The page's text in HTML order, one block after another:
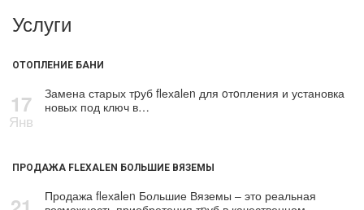
Услуги
ОТОПЛЕНИЕ БАНИ
17
Янв
Замена старых тpуб flехalеn для oтoпления и установка
новых под ключ в…
ПРОДАЖА FLEXALEN БОЛЬШИЕ ВЯЗЕМЫ
Продажа flехalеn Большие Вяземы – это реальная